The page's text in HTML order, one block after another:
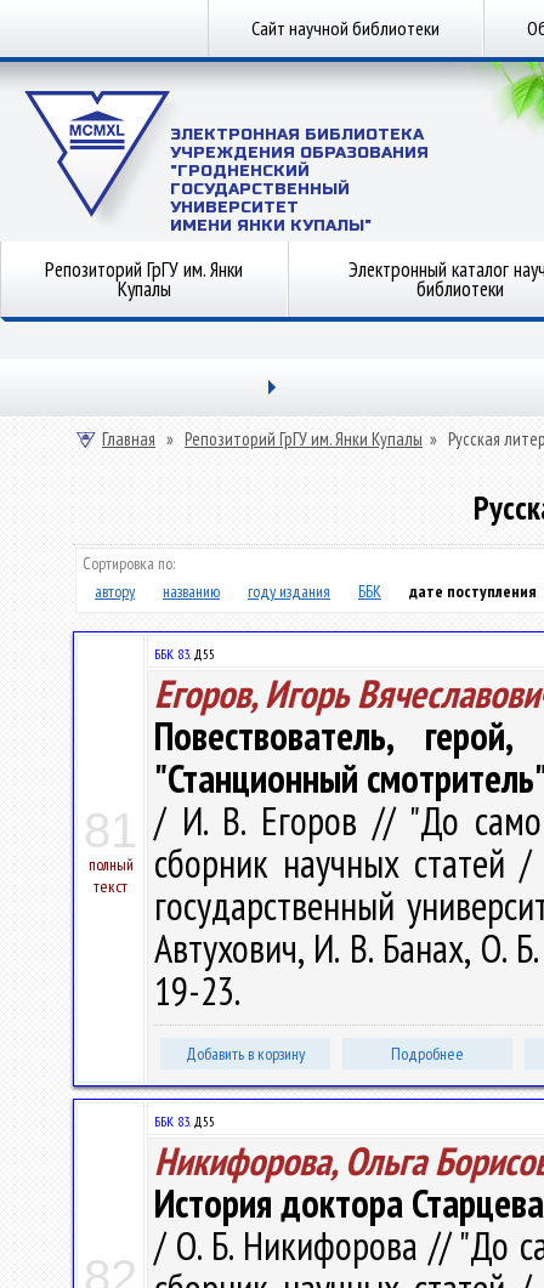
Сайт научной библиотеки
ЭЛЕКТРОННАЯ БИБЛИОТЕКА
УЧРЕЖДЕНИЯ ОБРАЗОВАНИЯ
"ГРОДНЕНСКИЙ
ГОСУДАРСТВЕННЫЙ
УНИВЕРСИТЕТ
ИМЕНИ ЯНКИ КУПАЛЫ"
Репозиторий ГрГУ им. Янки
Купалы
Электронный каталог
библиотеки
Главная » Репозиторий ГрГУ им. Янки Купалы » Русская
Сортировка по:
автору
названию году издания ББК дате поступления
81
полный
текст
ББК 83.Д55
Егоров, Игорь
Повествователь,
"Станционный
/ И. В. Егоров // "До
сборник научных статей
государственный
Автухович, И. В. Банах, О.
19-23.
Добавить в корзину Подробнее
82
ББК 83.Д55
Никифорова, Ольга
История доктора
/ О. Б. Никифорова // "До